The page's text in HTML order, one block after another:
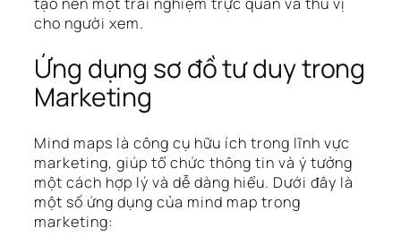
cho người xem.
Ứng dụng sơ đồ tư duy trong
Marketing
Mind maps là công cụ hữu ích trong lĩnh vực
marketing, giúp tổ chức thông tin và ý tưởng
một cách hợp lý và dễ dàng hiểu. Dưới đây là
một số ứng dụng của mind map trong
marketing: